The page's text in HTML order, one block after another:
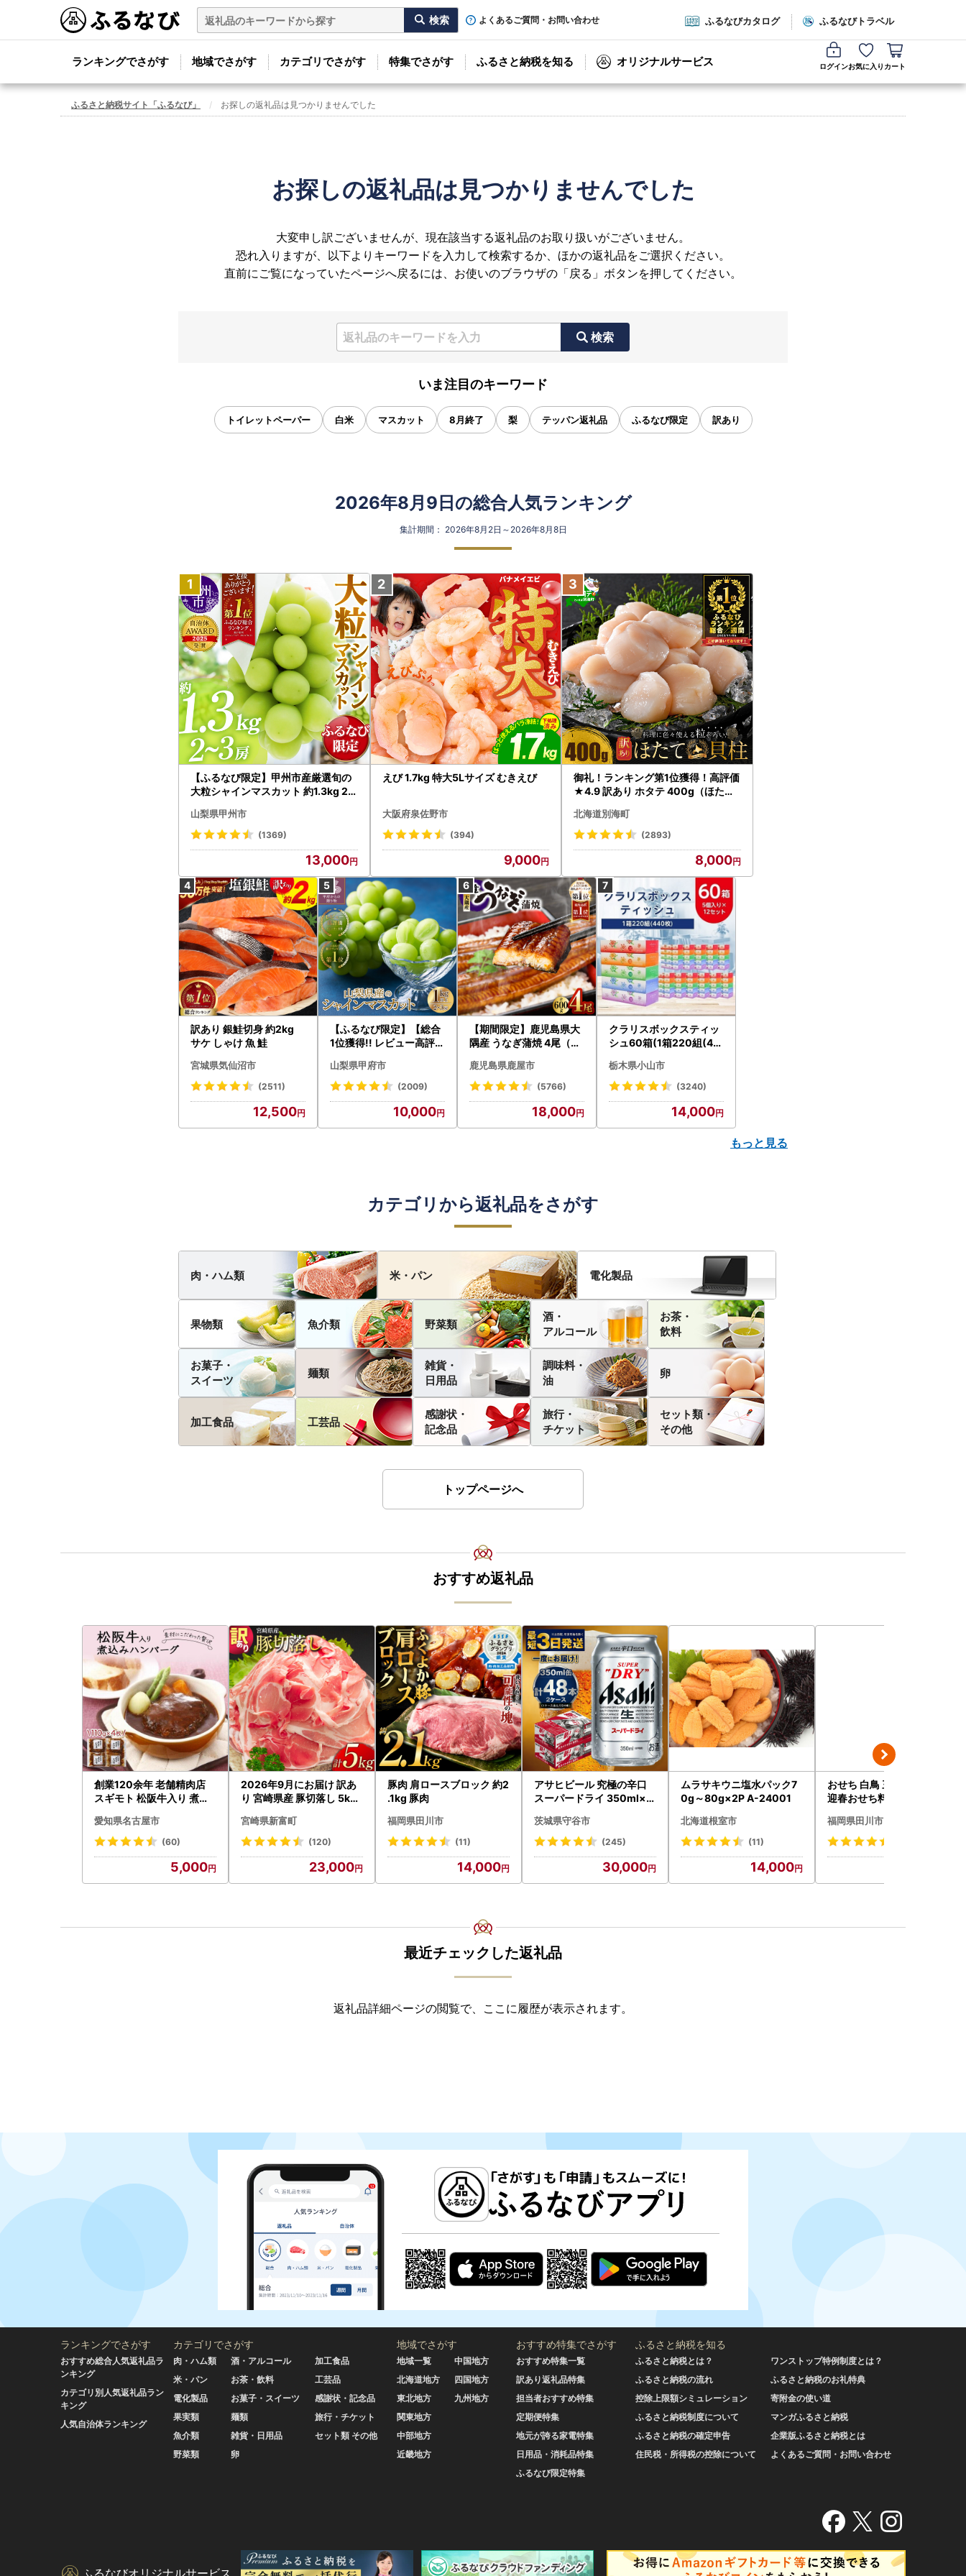
よくあるご質問・お問い合わせ ふるなびカタログ ふるなびトラベル
ランキングでさがす 地域でさがす カテゴリでさがす 特集でさがす ふるさと納税を知る オリジナルサービス ログインお気に入り カート
ふるさと納税サイト「ふるなび」 お探しの返礼品は見つかりませんでした
お探しの返礼品は見つかりませんでした
大変申し訳ございませんが、現在該当する返礼品のお取り扱いがございません。
恐れ入りますが、以下よりキーワードを入力して検索するか、ほかの返礼品をご選択ください。
直前にご覧になっていたページへ戻るには、お使いのブラウザの「戻る」ボタンを押してください。
検索
いま注目のキーワード
トイレットペーパー 白米 マスカット 8月終了 梨 テッパン返礼品 ふるなび限定 訳あり
2026年8月9日の総合人気ランキング
集計期間： 2026年8月2日～2026年8月8日
【ふるなび限定】甲州市産厳選旬の
大粒シャインマスカット 約1.3kg 2
472 FN-Limited-VO シャインマス
カット フルーツ
山梨県甲州市
(1369)
13,000
えび 1.7kg 特大5Lサイズ むきえび
大阪府泉佐野市
(394)
9,000
御礼！ランキング第1位獲得！高評価
★4.9 訳あり ホタテ 400g（ほたて
北海道別海町
(2893)
8,000
訳あり 銀鮭切身 約2kg
サケ しゃけ 魚 鮭
宮城県気仙沼市
(2511)
12,500
【ふるなび限定】【総合
1位獲得!! レビュー高評価
〉山梨県産 シャインマス
カット 2～3房（1.0kg以
N-Limited-SP
山梨県甲府市
(2009)
10,000
【期間限定】鹿児島県大
隅産 うなぎ蒲焼 4尾（60
cp18 うなぎ 鰻 魚 惣菜 総
菜
鹿児島県鹿屋市
(5766)
18,000
クラリスボックスティッ
シュ60箱(1箱220組(44
ト)【配送不可地域：離島
・沖縄県】【1256759】
栃木県小山市
(3240)
14,000
もっと見る
カテゴリから返礼品をさがす
肉・ハム類 米・パン 電化製品
果物類 魚介類 野菜類
酒・
アルコール
お茶・
飲料
お菓子・
スイーツ
麺類
雑貨・
日用品
調味料・
油
卵
加工食品 工芸品
感謝状・
記念品
旅行・
チケット
セット類・
その他
トップページへ
おすすめ返礼品
創業120余年 老舗精肉店
スギモト 松阪牛入り 煮込
惣菜 お取り寄せ グルメ ハ
ンバーグ 冷凍
愛知県名古屋市
(60)
5,000
2026年9月にお届け 訳あ
り 宮崎県産 豚切落し 5kg
宮崎県新富町
(120)
23,000
豚肉 肩ロースブロック 約2
.1kg 豚肉
福岡県田川市
(11)
14,000
アサヒビール 究極の辛口
スーパードライ 350ml×4
茨城県守谷市
(245)
30,000
ムラサキウニ塩水パック7
0g～80g×2P A-24001
北海道根室市
(11)
14,000
おせち 白鳥 三段重 3人前
迎春おせち料理
福岡県田川市
最近チェックした返礼品
返礼品詳細ページの閲覧で、ここに履歴が表示されます。
ランキングでさがす
おすすめ総合人気返礼品ラ
ンキング
カテゴリ別人気返礼品ラン
キング
人気自治体ランキング
カテゴリでさがす
肉・ハム類
米・パン
電化製品
果実類
魚介類
野菜類
酒・アルコール
お茶・飲料
お菓子・スイーツ
麺類
雑貨・日用品
卵
加工食品
工芸品
感謝状・記念品
旅行・チケット
セット類 その他
地域でさがす
地域一覧
北海道地方
東北地方
関東地方
中部地方
近畿地方
中国地方
四国地方
九州地方
おすすめ特集でさがす
おすすめ特集一覧
訳あり返礼品特集
担当者おすすめ特集
定期便特集
地元が誇る家電特集
日用品・消耗品特集
ふるなび限定特集
ふるさと納税を知る
ふるさと納税とは？
ふるさと納税の流れ
控除上限額シミュレーション
ふるさと納税制度について
ふるさと納税の確定申告
住民税・所得税の控除について
ワンストップ特例制度とは？
ふるさと納税のお礼特典
寄附金の使い道
マンガふるさと納税
企業版ふるさと納税とは
よくあるご質問・お問い合わせ